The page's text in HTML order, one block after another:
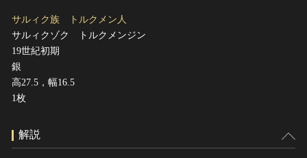
サルィク族 トルクメン人
サルィクゾク トルクメンジン
19世紀初期
銀
高27.5，幅16.5
1枚
解説